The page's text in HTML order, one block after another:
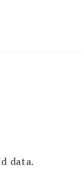
data.